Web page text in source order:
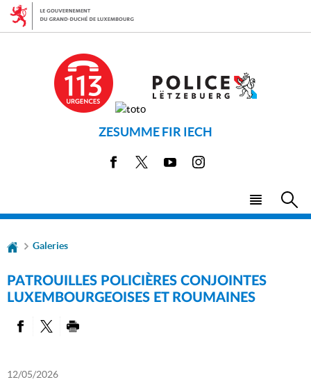
Aller
Aller
ZESUMME FIR IECH
Facebook YoutubeInstagram
Menu
Galeries
PATROUILLES POLICIÈRES CONJOINTES
LUXEMBOURGEOISES ET ROUMAINES
12/05/2026